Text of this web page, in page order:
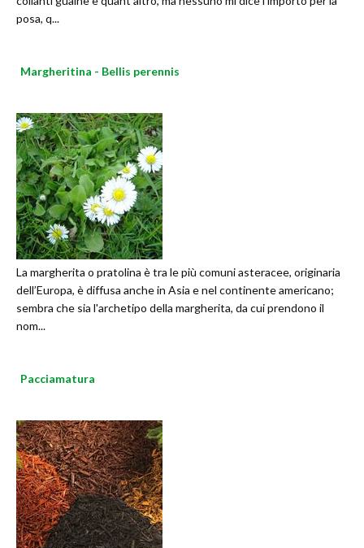
posa, q...
Margheritina - Bellis perennis
La margherita o pratolina è tra le più comuni asteracee, originaria
dell’Europa, è diffusa anche in Asia e nel continente americano;
sembra che sia l'archetipo della margherita, da cui prendono il
nom...
Pacciamatura